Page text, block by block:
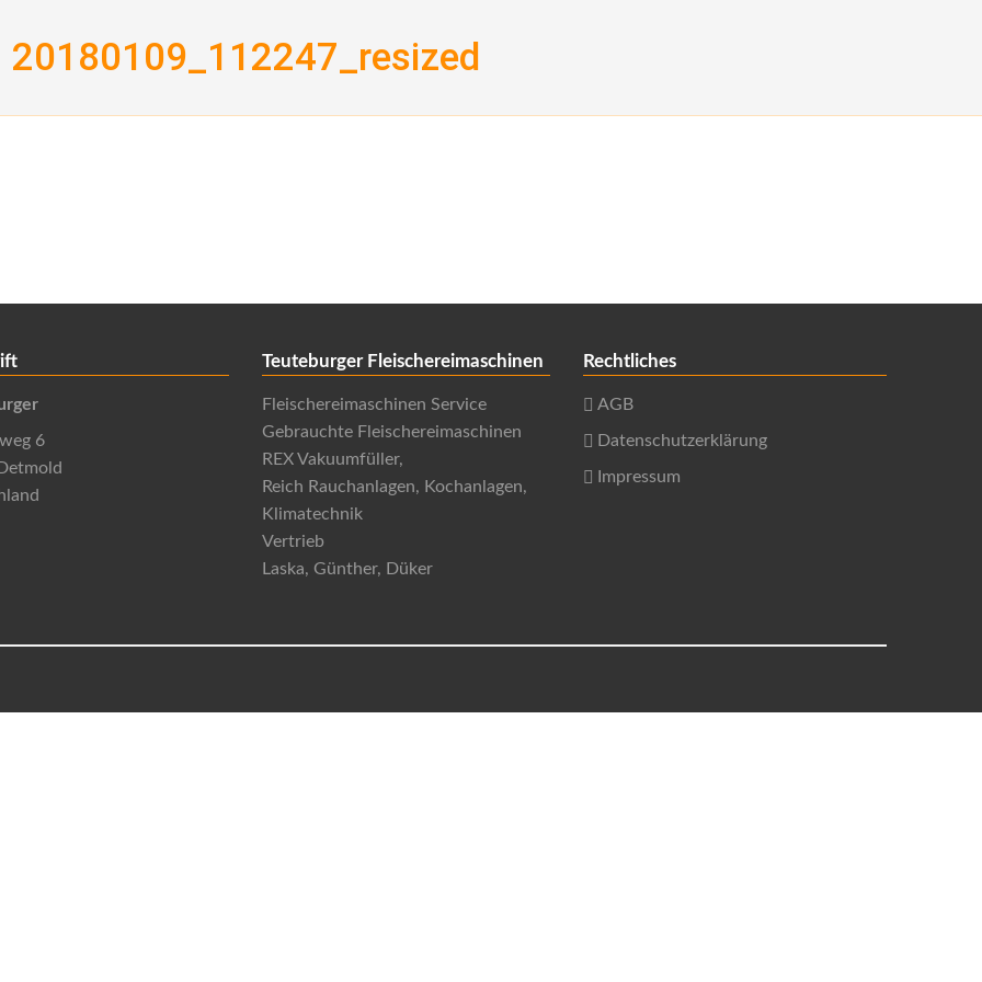
20180109_112247_resized
6
Teuteburger Fleischereimaschinen
Fleischereimaschinen Service
Gebrauchte Fleischereimaschinen
REX Vakuumfüller,
Reich Rauchanlagen, Kochanlagen,
Klimatechnik
Vertrieb
Laska, Günther, Düker
Rechtliches
AGB
Datenschutzerklärung
Impressum